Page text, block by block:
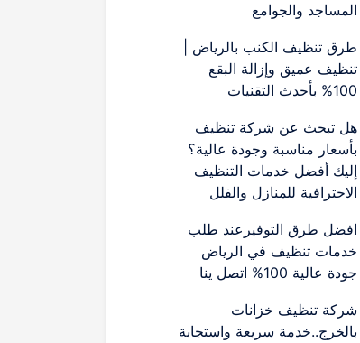
المساجد والجوامع
طرق تنظيف الكنب بالرياض |
تنظيف عميق وإزالة البقع
100% بأحدث التقنيات
هل تبحث عن شركة تنظيف
بأسعار مناسبة وجودة عالية؟
إليك أفضل خدمات التنظيف
الاحترافية للمنازل والفلل
افضل طرق التوفيرعند طلب
خدمات تنظيف في الرياض
جودة عالية 100% اتصل ينا
شركة تنظيف خزانات
بالخرج..خدمة سريعة واستجابة